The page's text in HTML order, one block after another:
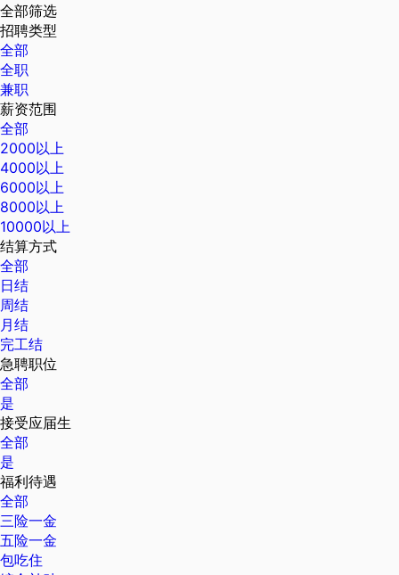
全部筛选
招聘类型
全部
全职
兼职
薪资范围
全部
2000以上
4000以上
6000以上
8000以上
10000以上
结算方式
全部
日结
周结
月结
完工结
急聘职位
全部
是
接受应届生
全部
是
福利待遇
全部
三险一金
五险一金
包吃住